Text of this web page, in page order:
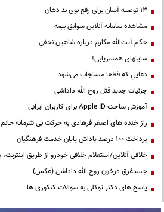
13 توصیه آسان برای رفع بوی بد دهان
مشاهده سامانه آنلاين سوابق بیمه
حكم آيت‌الله مكارم درباره شاهين نجفي
سایتهای همسریابی!
دعايي كه قطعا مستجاب مي‌شود
جزئیات جدید قتل روح الله داداشی
آموزش ساخت Apple ID برای کاربران ایرانی
راز خنده های اصغر فرهادی به حرکت بی شرمانه
پرداخت ۱۰۰ درصد پاداش پایان خدمت فرهنگیان
خلافی آنلاین/استعلام خلافی خودرو از طریق اینترنت،
جسدغرق درخون روح الله داداشی (عکس)
پاسخ های دکتر توکلی به سوالات کنکوری ها